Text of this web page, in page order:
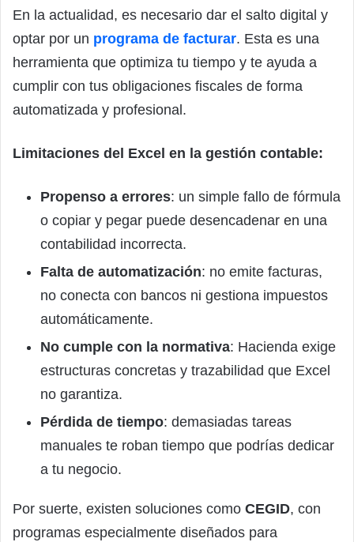
En la actualidad, es necesario dar el salto digital y
optar por un programa de facturar. Esta es una
herramienta que optimiza tu tiempo y te ayuda a
cumplir con tus obligaciones fiscales de forma
automatizada y profesional.
Limitaciones del Excel en la gestión contable:
Propenso a errores: un simple fallo de fórmula
o copiar y pegar puede desencadenar en una
contabilidad incorrecta.
Falta de automatización: no emite facturas,
no conecta con bancos ni gestiona impuestos
automáticamente.
No cumple con la normativa: Hacienda exige
estructuras concretas y trazabilidad que Excel
no garantiza.
Pérdida de tiempo: demasiadas tareas
manuales te roban tiempo que podrías dedicar
a tu negocio.
Por suerte, existen soluciones como CEGID, con
programas especialmente diseñados para